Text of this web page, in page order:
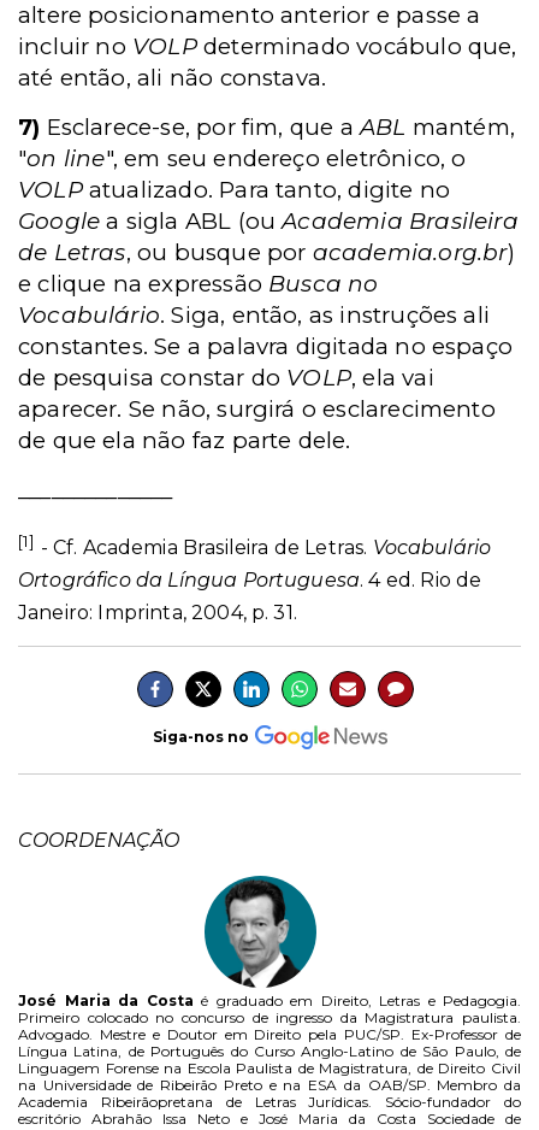
altere posicionamento anterior e passe a
incluir no VOLP determinado vocábulo que,
até então, ali não constava.
7) Esclarece-se, por fim, que aABL mantém,
"on line", em seu endereço eletrônico, o
VOLPatualizado. Para tanto, digite no
Google a sigla ABL (ouAcademia Brasileira
de Letras, ou busque por academia.org.br)
e clique na expressão Busca no
Vocabulário. Siga, então, as instruções ali
constantes. Se a palavra digitada no espaço
de pesquisa constar do VOLP, ela vai
aparecer. Se não, surgirá o esclarecimento
de que ela não faz parte dele.
[1] - Cf. Academia Brasileira de Letras. Vocabulário
Ortográfico da Língua Portuguesa. 4 ed. Rio de
Janeiro: Imprinta, 2004, p. 31.
Siga-nos no
COORDENAÇÃO
José Maria da Costa é graduado em Direito, Letras e Pedagogia.
Primeiro colocado no concurso de ingresso da Magistratura paulista.
Advogado. Mestre e Doutor em Direito pela PUC/SP. Ex-Professor de
Língua Latina, de Português do Curso Anglo-Latino de São Paulo, de
Linguagem Forense na Escola Paulista de Magistratura, de Direito Civil
na Universidade de Ribeirão Preto e na ESA da OAB/SP. Membro da
Academia Ribeirãopretana de Letras Jurídicas. Sócio-fundador do
escritório Abrahão Issa Neto e José Maria da Costa Sociedade de